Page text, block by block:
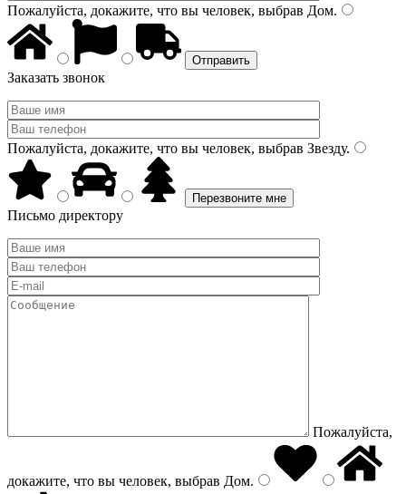
Пожалуйста, докажите, что вы человек, выбрав Дом.
Заказать звонок
Пожалуйста, докажите, что вы человек, выбрав Звезду.
Письмо директору
Пожалуйста,
докажите, что вы человек, выбрав Дом.